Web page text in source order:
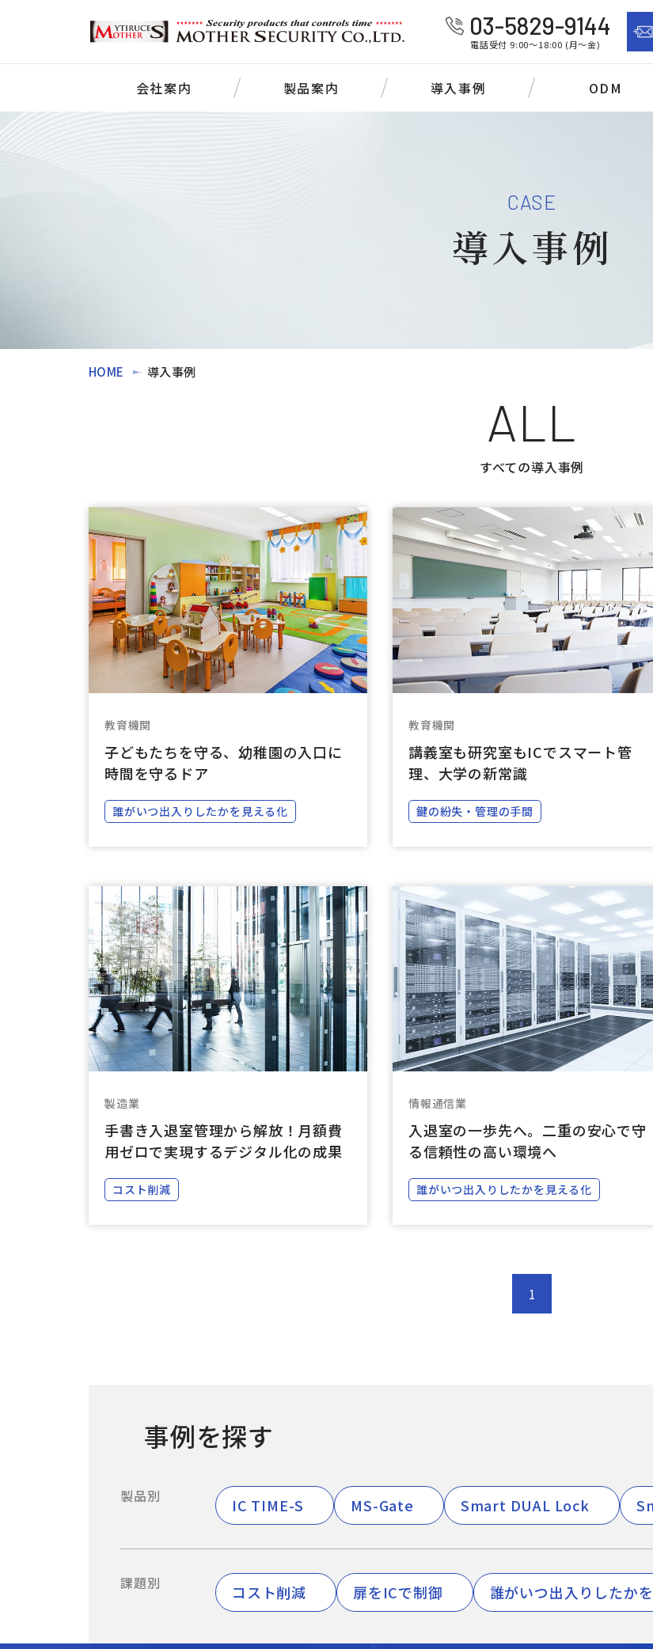
03-5829-9144
電話受付 9:00～18:00 (月～金)
会社案内 製品案内 導入事例 ODM
CASE
導入事例
HOME 導入事例
ALL
すべての導入事例
教育機関
子どもたちを守る、幼稚園の入口に
時間を守るドア
誰がいつ出入りしたかを見える化
教育機関
講義室も研究室もICでスマート管
理、大学の新常識
鍵の紛失・管理の手間
製造業
手書き入退室管理から解放！月額費
用ゼロで実現するデジタル化の成果
コスト削減
情報通信業
入退室の一歩先へ。二重の安心で守
る信頼性の高い環境へ
誰がいつ出入りしたかを見える化
1
事例を探す
製品別 IC TIME-S MS-Gate Smart DUAL Lock
課題別 コスト削減 扉をICで制御 誰がいつ出入りしたか